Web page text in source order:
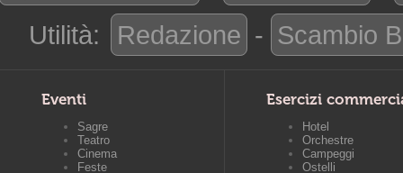
Utilità:
Redazione - Scambio
Eventi
Sagre
Teatro
Cinema
Feste
Esercizi
Hotel
Orchestre
Campeggi
Ostelli